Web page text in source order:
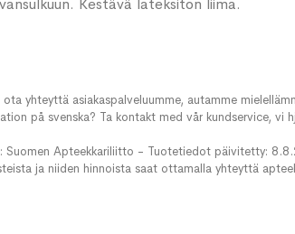
Kestävä lateksiton liima.
yhteyttä asiakaspalveluumme, autamme
på svenska? Ta kontakt med vår kundservice, vi
Suomen Apteekkariliitto - Tuotetiedot päivitetty:
ja niiden hinnoista saat ottamalla yhteyttä